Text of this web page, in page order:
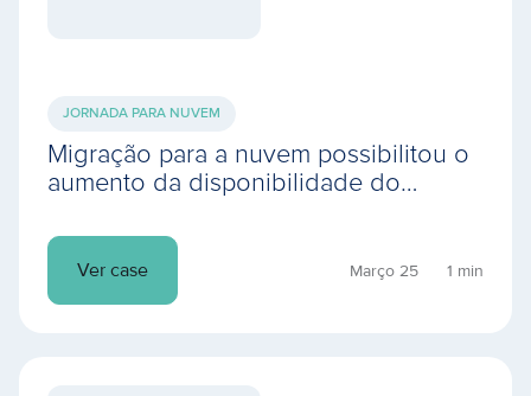
JORNADA PARA NUVEM
Migração para a nuvem possibilitou o
aumento da disponibilidade do
mais produtividade
Ver case Março 25 1 min